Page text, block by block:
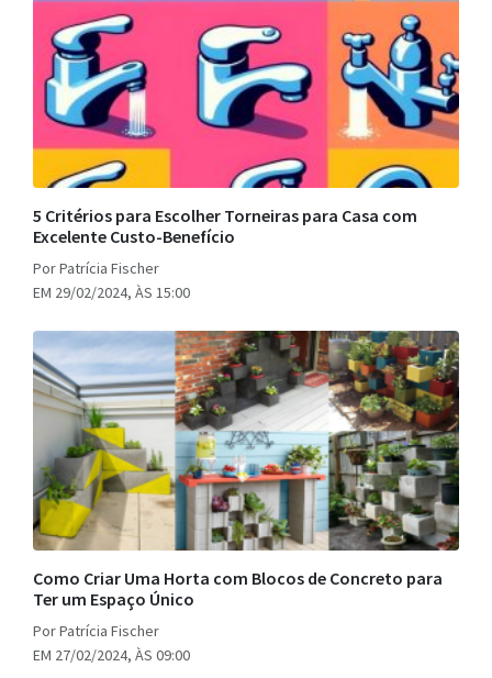
5 Critérios para Escolher Torneiras para Casa com
Excelente Custo-Benefício
Por Patrícia Fischer
EM 29/02/2024, ÀS 15:00
Como Criar Uma Horta com Blocos de Concreto para
Ter um Espaço Único
Por Patrícia Fischer
EM 27/02/2024, ÀS 09:00